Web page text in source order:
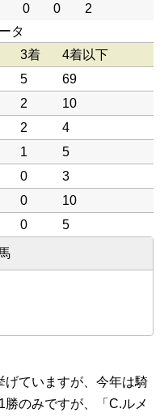
0 0
2
タ
3着
4着以下
5
69
2
10
2
4
1
5
0
3
0
10
0 5
げていますが、今年は騎
のみですが、「C.ルメ